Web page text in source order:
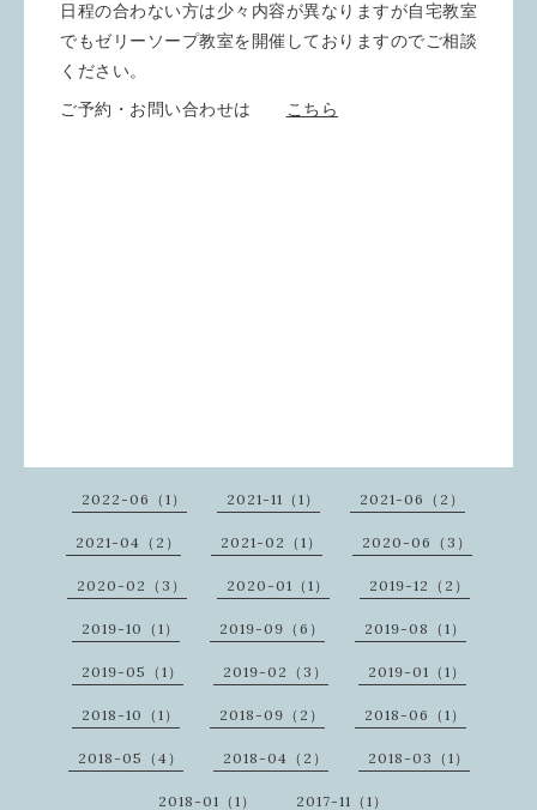
日程の合わない方は少々内容が異なりますが自宅教室
でもゼリーソープ教室を開催しておりますのでご相談
ください。
ご予約・お問い合わせは
こちら
2022-06（1） 2021-11（1） 2021-06（2）
2021-04（2） 2021-02（1） 2020-06（3）
2020-02（3） 2020-01（1） 2019-12（2）
2019-10（1） 2019-09（6） 2019-08（1）
2019-05（1） 2019-02（3） 2019-01（1）
2018-10（1） 2018-09（2） 2018-06（1）
2018-05（4） 2018-04（2） 2018-03（1）
2018-01（1） 2017-11（1）